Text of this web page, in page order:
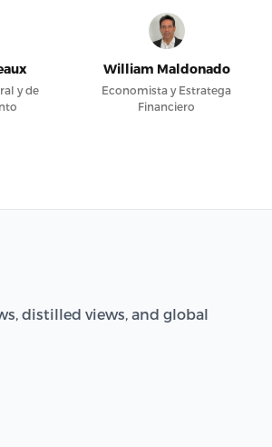
y de
William Maldonado
Economista y Estratega
Financiero
distilled views, and global